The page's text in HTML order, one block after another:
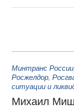
Минтранс России
Росжелдор,
ситуации и
Михаил